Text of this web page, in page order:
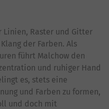
Raster und Gitter
der Farben. Als
führt Malchow den
und ruhiger Hand
es, stets eine
und Farben zu formen,
und doch mit